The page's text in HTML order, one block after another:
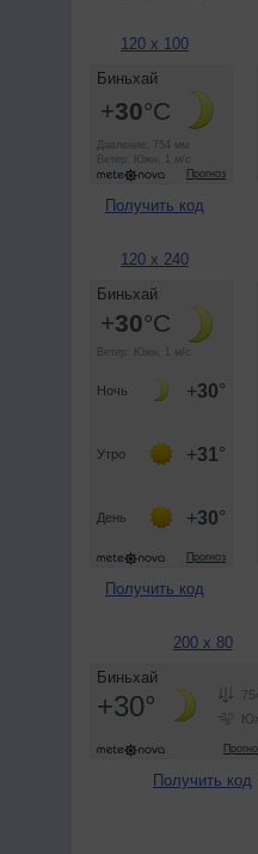
120 x 100
Получить код
120 x 240
Получить код
200 x 80
Получить код